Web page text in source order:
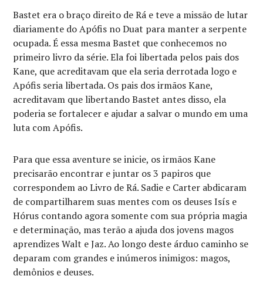
Bastet era o braço direito de Rá e teve a missão de lutar
diariamente do Apófis no Duat para manter a serpente
ocupada. É essa mesma Bastet que conhecemos no
primeiro livro da série. Ela foi libertada pelos pais dos
Kane, que acreditavam que ela seria derrotada logo e
Apófis seria libertada. Os pais dos irmãos Kane,
acreditavam que libertando Bastet antes disso, ela
poderia se fortalecer e ajudar a salvar o mundo em uma
luta com Apófis.
Para que essa aventure se inicie, os irmãos Kane
precisarão encontrar e juntar os 3 papiros que
correspondem ao Livro de Rá. Sadie e Carter abdicaram
de compartilharem suas mentes com os deuses Isís e
Hórus contando agora somente com sua própria magia
e determinação, mas terão a ajuda dos jovens magos
aprendizes Walt e Jaz. Ao longo deste árduo caminho se
deparam com grandes e inúmeros inimigos: magos,
demônios e deuses.